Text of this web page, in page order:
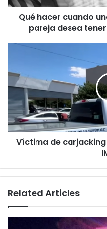
la
pareja
el
otro
Qué hacer cuando
pareja desea
mue.re
en
clínica
#6
del
IMSS
Víctima de
Related Articles